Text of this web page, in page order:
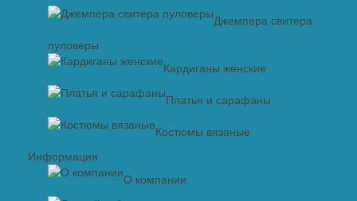
Джемпера свитера
пуловеры
Кардиганы женские
Платья и сарафаны
Костюмы вязаные
Информация
О компании